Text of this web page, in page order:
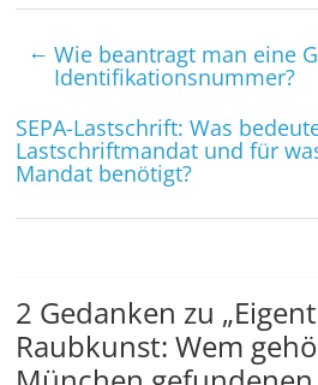
← Wie beantragt man eine
Identifikationsnummer?
SEPA-Lastschrift: Was
Lastschriftmandat und für
Mandat benötigt?
2 Gedanken zu „
Raubkunst: Wem